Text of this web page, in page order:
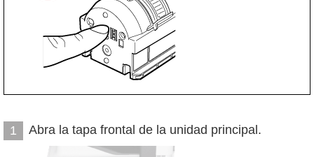
1 Abra la tapa frontal de la unidad principal.